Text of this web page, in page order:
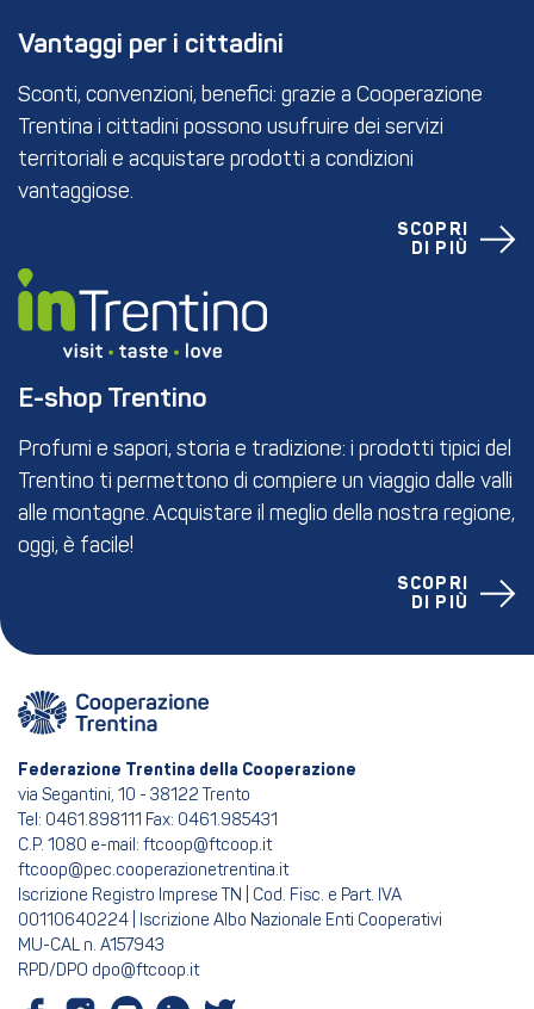
Vantaggi per i cittadini
Sconti, convenzioni, benefici: grazie a Cooperazione
Trentina i cittadini possono usufruire dei servizi
territoriali e acquistare prodotti a condizioni
vantaggiose.
SCOPRI
DI PIÙ
E-shop Trentino
Profumi e sapori, storia e tradizione: i prodotti tipici del
Trentino ti permettono di compiere un viaggio dalle valli
alle montagne. Acquistare il meglio della nostra regione,
oggi, è facile!
SCOPRI
DI PIÙ
Federazione Trentina della Cooperazione
via Segantini, 10 - 38122 Trento
Tel: 0461.898111 Fax: 0461.985431
C.P. 1080 e-mail: ftcoop@ftcoop.it
ftcoop@pec.cooperazionetrentina.it
Iscrizione Registro Imprese TN | Cod. Fisc. e Part. IVA
00110640224 | Iscrizione Albo Nazionale Enti Cooperativi
MU-CAL n. A157943
RPD/DPO dpo@ftcoop.it